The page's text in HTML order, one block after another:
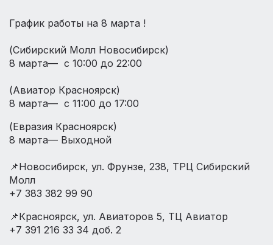
График работы на 8 марта !
(Сибирский Молл Новосибирск)
8 марта— с 10:00 до 22:00
(Авиатор Красноярск)
8 марта— с 11:00 до 17:00
(Евразия Красноярск)
8 марта— Выходной
📌Новосибирск, ул. Фрунзе, 238, ТРЦ Сибирский
Молл
+7 383 382 99 90
📌Красноярск, ул. Авиаторов 5, ТЦ Авиатор
+7 391 216 33 34 доб. 2